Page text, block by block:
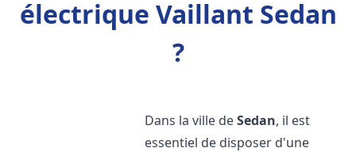
électrique Vaillant Sedan
?
Dans la ville deSedan, il est
essentiel de disposer d'une